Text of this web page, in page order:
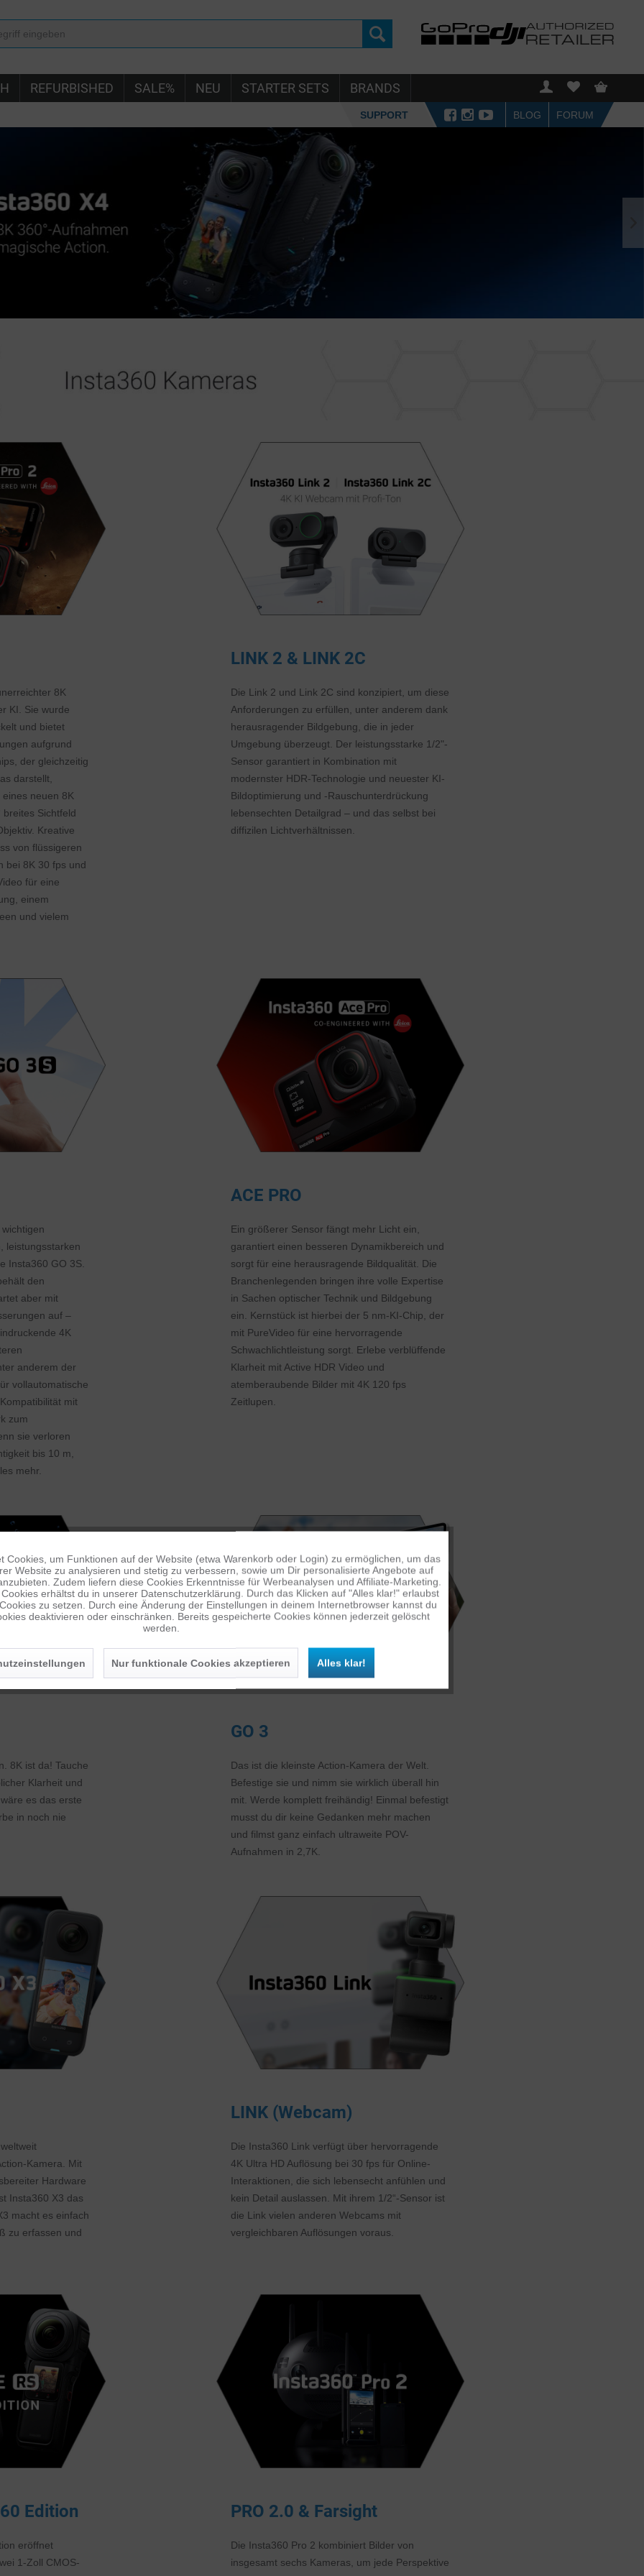
REFURBISHED SALE% NEU STARTER SETS BRANDS
SUPPORT BLOG FORUM
8K
KI. Sie wurde
und bietet
aufgrund
der gleichzeitig
darstellt,
neuen 8K
breites Sichtfeld
Kreative
von flüssigeren
bei 8K 30 fps und
für eine
einem
und vielem
LINK 2 & LINK 2C
Die Link 2 und Link 2C sind konzipiert, um diese
Anforderungen zu erfüllen, unter anderem dank
herausragender Bildgebung, die in jeder
Umgebung überzeugt. Der leistungsstarke 1/2"-
Sensor garantiert in Kombination mit
modernster HDR-Technologie und neuester KI-
Bildoptimierung und -Rauschunterdrückung
lebensechten Detailgrad – und das selbst bei
diffizilen Lichtverhältnissen.
leistungsstarken
Insta360 GO 3S.
den
aber mit
auf –
4K
anderem der
vollautomatische
mit
zum
sie verloren
bis 10 m,
mehr.
ACE PRO
Ein größerer Sensor fängt mehr Licht ein,
garantiert einen besseren Dynamikbereich und
sorgt für eine herausragende Bildqualität. Die
Branchenlegenden bringen ihre volle Expertise
in Sachen optischer Technik und Bildgebung
ein. Kernstück ist hierbei der 5 nm-KI-Chip, der
mit PureVideo für eine hervorragende
Schwachlichtleistung sorgt. Erlebe verblüffende
Klarheit mit Active HDR Video und
atemberaubende Bilder mit 4K 120 fps
Zeitlupen.
8K ist da! Tauche
Klarheit und
es das erste
in noch nie
GO 3
Das ist die kleinste Action-Kamera der Welt.
Befestige sie und nimm sie wirklich überall hin
mit. Werde komplett freihändig! Einmal befestigt
musst du dir keine Gedanken mehr machen
und filmst ganz einfach ultraweite POV-
Aufnahmen in 2,7K.
Kamera. Mit
Hardware
Insta360 X3 das
macht es einfach
zu erfassen und
LINK (Webcam)
Die Insta360 Link verfügt über hervorragende
4K Ultra HD Auflösung bei 30 fps für Online-
Interaktionen, die sich lebensecht anfühlen und
kein Detail auslassen. Mit ihrem 1/2“-Sensor ist
die Link vielen anderen Webcams mit
vergleichbaren Auflösungen voraus.
Edition
eröffnet
1-Zoll CMOS-
PRO 2.0 & Farsight
Die Insta360 Pro 2 kombiniert Bilder von
insgesamt sechs Kameras, um jede Perspektive
Aktiv
Inaktiv
Inaktiv
Inaktiv
Cookies, um Funktionen auf der Website (etwa Warenkorb oder Login) zu ermöglichen, um das
Website zu analysieren und stetig zu verbessern, sowie um Dir personalisierte Angebote auf
Zudem liefern diese Cookies Erkenntnisse für Werbeanalysen und Affiliate-Marketing.
erhältst du in unserer Datenschutzerklärung. Durch das Klicken auf "Alles klar!" erlaubst
zu setzen. Durch eine Änderung der Einstellungen in deinem Internetbrowser kannst du
deaktivieren oder einschränken. Bereits gespeicherte Cookies können jederzeit gelöscht
werden.
Nur funktionale Cookies akzeptieren Alles klar!